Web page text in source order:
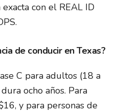
con el REAL ID
de conducir en Texas?
C para adultos (18 a
ocho años. Para
y para personas de